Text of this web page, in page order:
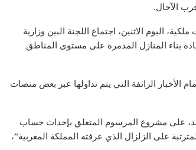
الآجال.
اليوم الاثنين، اجتماع اللجنة البين وزارية
بناء المنازل المدمرة على مستوى المناطق
الأخبار الزائفة التي يتم تداولها عبر بعض منصات
على مشروع المرسوم المتعلق بإحداث حساب
على الزلزال الذي عرفته المملكة المغربية”،